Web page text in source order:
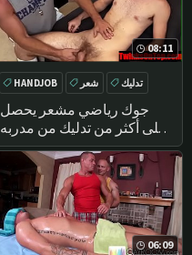
08:11
جوك رياضي مشعر يحصل
على أكثر من تدليك من مدربه
المتزوج-
HANDJOB شعر
تدليك
06:09